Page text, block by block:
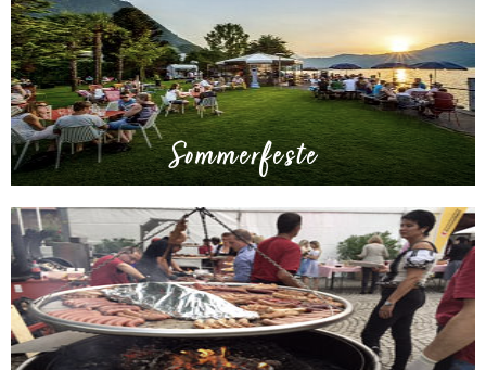
Sommerfeste